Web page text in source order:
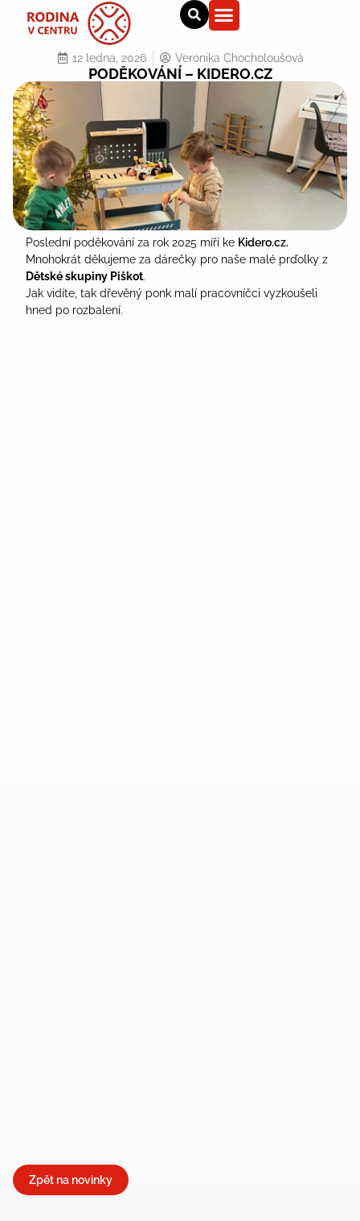
12 ledna, 2026 Veronika Chocholoušová
PODĚKOVÁNÍ – KIDERO.CZ
Poslední poděkování za rok 2025 míří ke Kidero.cz.
Mnohokrát děkujeme za dárečky pro naše malé prďolky z
Dětské skupiny Piškot.
Jak vidíte, tak dřevěný ponk malí pracovníčci vyzkoušeli
hned po rozbalení.
Zpět na novinky